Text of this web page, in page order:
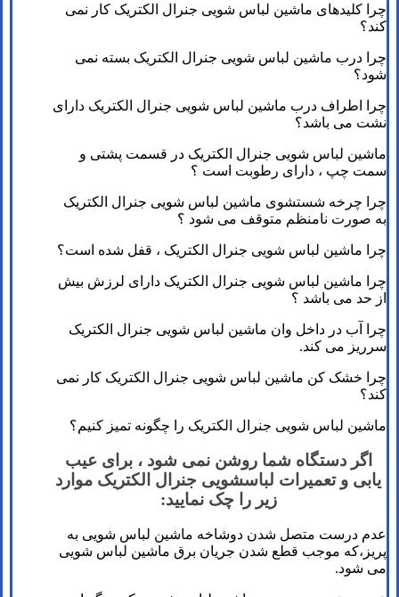
چرا کلیدهای ماشین لباس شویی جنرال الکتریک کار نمی
کند؟
چرا درب ماشین لباس شویی جنرال الکتریک بسته نمی
شود؟
چرا اطراف درب ماشین لباس شویی جنرال الکتریک دارای
نشت می باشد؟
ماشین لباس شویی جنرال الکتریک در قسمت پشتی و
سمت چپ ، دارای رطوبت است ؟
چرا چرخه شستشوی ماشین لباس شویی جنرال الکتریک
به صورت نامنظم متوقف می شود ؟
چرا ماشین لباس شویی جنرال الکتریک ، قفل شده است؟
چرا ماشین لباس شویی جنرال الکتریک دارای لرزش بیش
از حد می باشد ؟
چرا آب در داخل وان ماشین لباس شویی جنرال الکتریک
سرریز می کند.
چرا خشک کن ماشین لباس شویی جنرال الکتریک کار نمی
کند؟
ماشین لباس شویی جنرال الکتریک را چگونه تمیز کنیم؟
اگر دستگاه شما روشن نمی شود ، برای عیب
یابی و تعمیرات لباسشویی جنرال الکتریک موارد
زیر را چک نمایید:
عدم درست متصل شدن دوشاخه ماشین لباس شویی به
پریز،که موجب قطع شدن جریان برق ماشین لباس شویی
می شود.